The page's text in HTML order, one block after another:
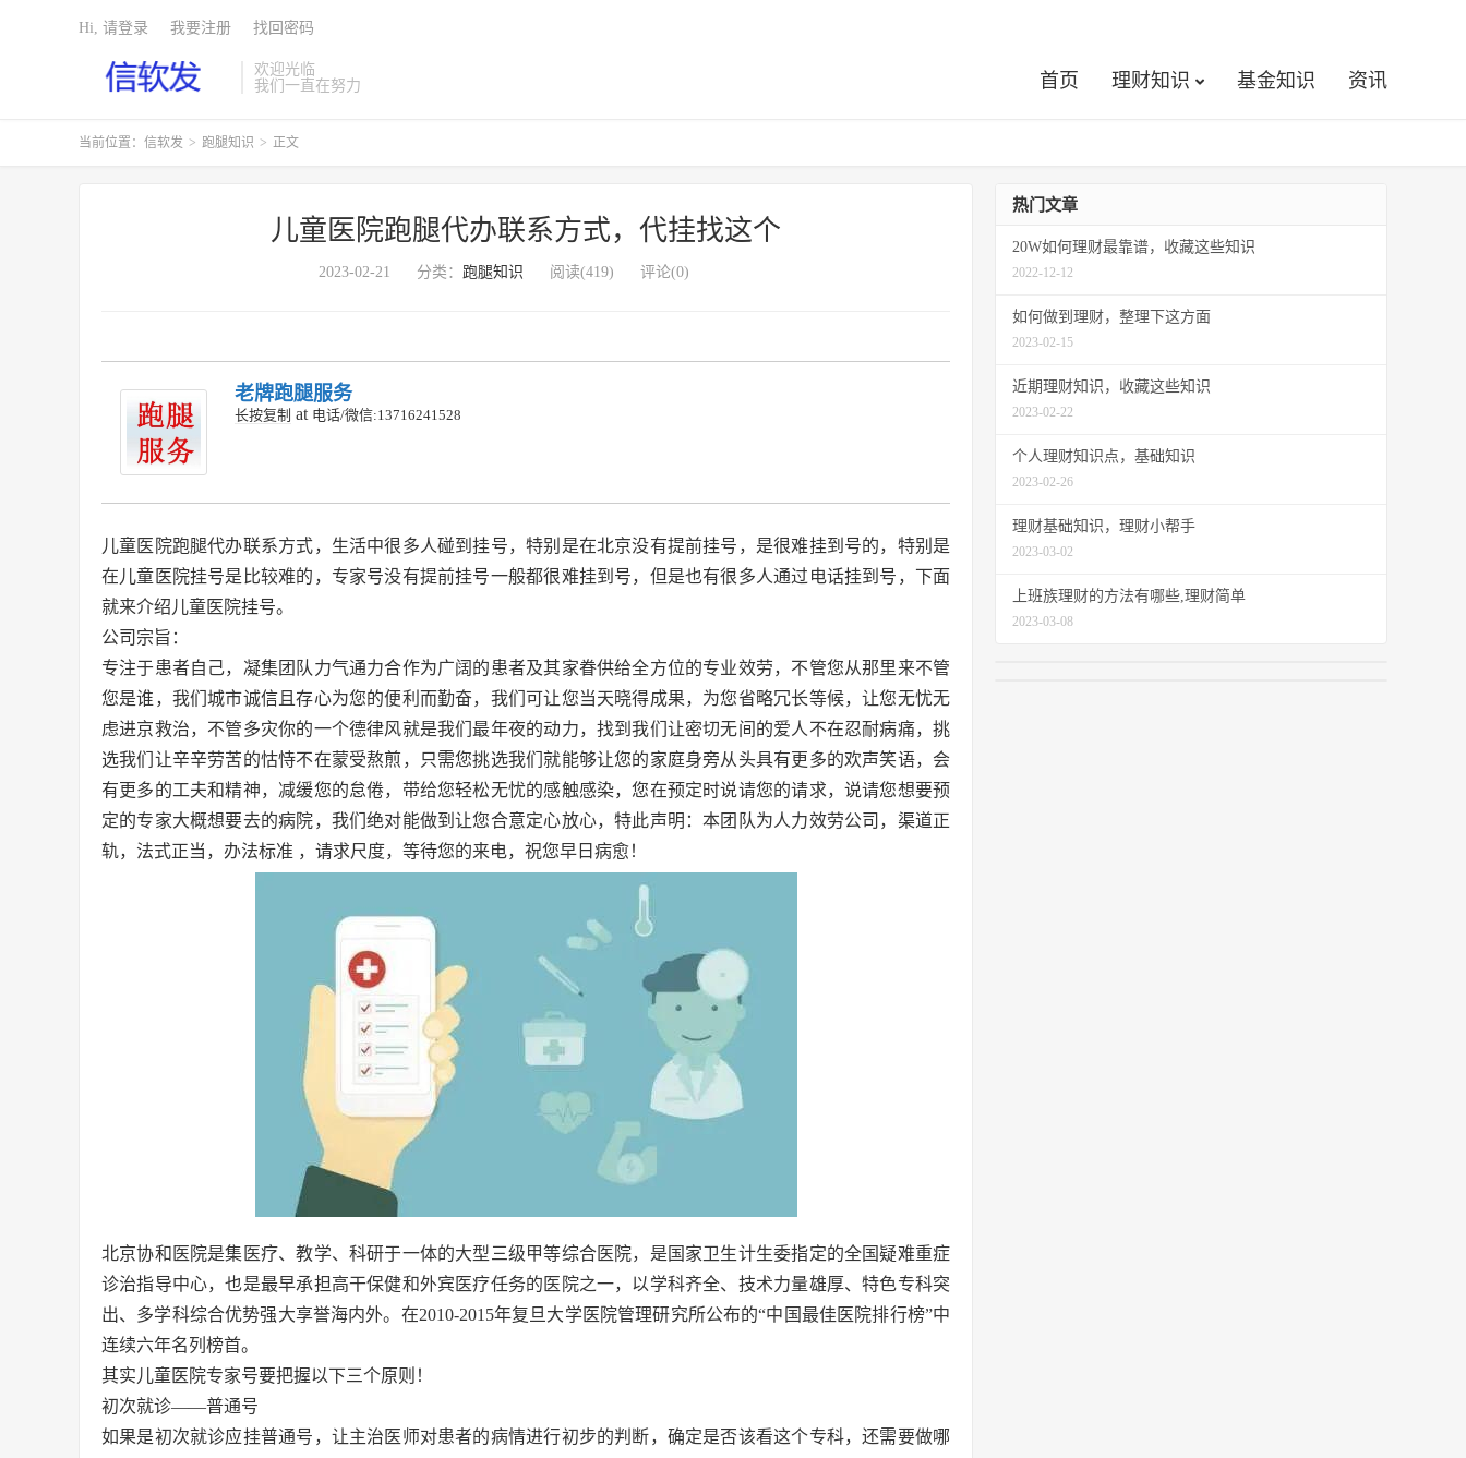
欢迎光临
我们一直在努力
首页 理财知识 基金知识 资讯
Hi, 请登录 我要注册 找回密码
当前位置： 信软发 > 跑腿知识 > 正文
儿童医院跑腿代办联系方式，代挂找这个
2023-02-21 分类： 跑腿知识 阅读(419) 评论(0)
老牌跑腿服务
长按复制 at 电话/微信:13716241528
儿童医院跑腿代办联系方式，生活中很多人碰到挂号，特别是在北京没有提前挂号，是很难挂到号的，特别是
在儿童医院挂号是比较难的，专家号没有提前挂号一般都很难挂到号，但是也有很多人通过电话挂到号，下面
就来介绍儿童医院挂号。
公司宗旨：
专注于患者自己，凝集团队力气通力合作为广阔的患者及其家眷供给全方位的专业效劳，不管您从那里来不管
您是谁，我们城市诚信且存心为您的便利而勤奋，我们可让您当天晓得成果，为您省略冗长等候，让您无忧无
虑进京救治，不管多灾你的一个德律风就是我们最年夜的动力，找到我们让密切无间的爱人不在忍耐病痛，挑
选我们让辛辛劳苦的怙恃不在蒙受熬煎，只需您挑选我们就能够让您的家庭身旁从头具有更多的欢声笑语，会
有更多的工夫和精神，减缓您的怠倦，带给您轻松无忧的感触感染，您在预定时说请您的请求，说请您想要预
定的专家大概想要去的病院，我们绝对能做到让您合意定心放心，特此声明：本团队为人力效劳公司，渠道正
轨，法式正当，办法标准 ，请求尺度，等待您的来电，祝您早日病愈！
北京协和医院是集医疗、教学、科研于一体的大型三级甲等综合医院，是国家卫生计生委指定的全国疑难重症
诊治指导中心，也是最早承担高干保健和外宾医疗任务的医院之一，以学科齐全、技术力量雄厚、特色专科突
出、多学科综合优势强大享誉海内外。在2010-2015年复旦大学医院管理研究所公布的“中国最佳医院排行榜”中
连续六年名列榜首。
其实儿童医院专家号要把握以下三个原则！
初次就诊——普通号
如果是初次就诊应挂普通号，让主治医师对患者的病情进行初步的判断，确定是否该看这个专科，还需要做哪
热门文章
20W如何理财最靠谱，收藏这些知识
2022-12-12
如何做到理财，整理下这方面
2023-02-15
近期理财知识，收藏这些知识
2023-02-22
个人理财知识点，基础知识
2023-02-26
理财基础知识，理财小帮手
2023-03-02
上班族理财的方法有哪些,理财简单
2023-03-08